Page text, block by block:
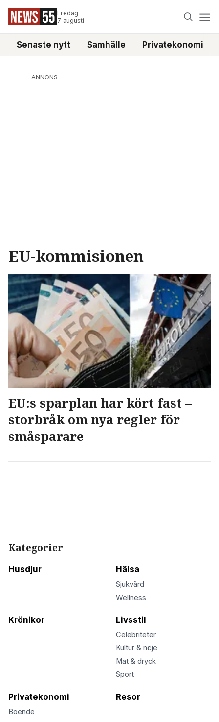
Fredag
7 augusti
Senaste nytt Samhälle Privatekonomi
ANNONS
EU-kommisionen
EU:s sparplan har kört fast –
storbråk om nya regler för
småsparare
Kategorier
Husdjur Hälsa
Sjukvård
Wellness
Krönikor Livsstil
Celebriteter
Kultur & nöje
Mat & dryck
Sport
Privatekonomi
Boende
Resor